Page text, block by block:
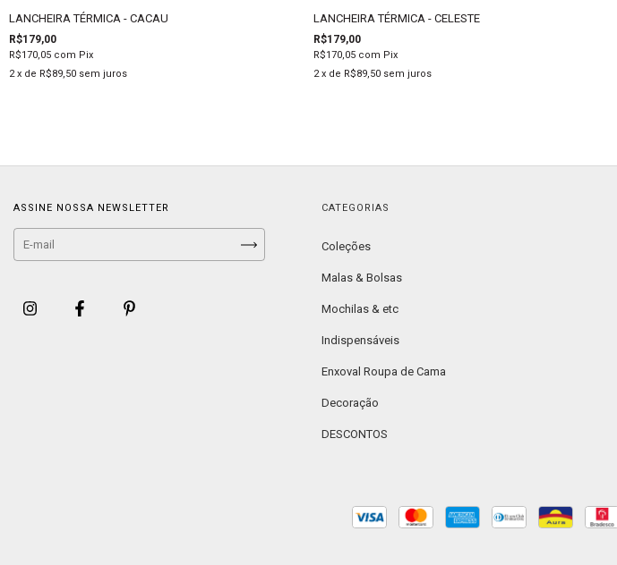
LANCHEIRA TÉRMICA - CACAU
R$179,00
R$170,05 com Pix
2 x de R$89,50 sem juros
LANCHEIRA TÉRMICA - CELESTE
R$179,00
R$170,05 com Pix
2 x de R$89,50 sem juros
ASSINE NOSSA NEWSLETTER CATEGORIAS
Coleções
Malas & Bolsas
Mochilas & etc
Indispensáveis
Enxoval Roupa de Cama
Decoração
DESCONTOS